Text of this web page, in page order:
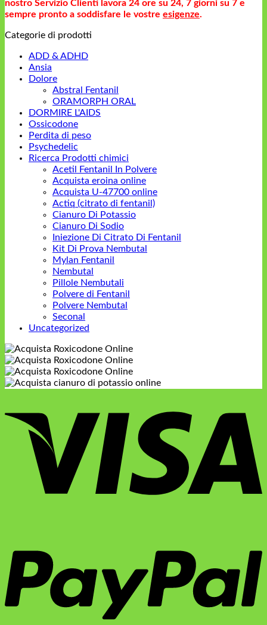
nostro Servizio Clienti lavora 24 ore su 24, 7 giorni su 7 e
sempre pronto a soddisfare le vostre esigenze.
Categorie di prodotti
ADD & ADHD
Ansia
Dolore
Abstral Fentanil
ORAMORPH ORAL
DORMIRE L'AIDS
Ossicodone
Perdita di peso
Psychedelic
Ricerca Prodotti chimici
Acetil Fentanil In Polvere
Acquista eroina online
Acquista U-47700 online
Actiq (citrato di fentanil)
Cianuro Di Potassio
Cianuro Di Sodio
Iniezione Di Citrato Di Fentanil
Kit Di Prova Nembutal
Mylan Fentanil
Nembutal
Pillole Nembutali
Polvere di Fentanil
Polvere Nembutal
Seconal
Uncategorized